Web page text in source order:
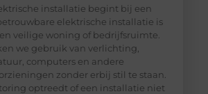
installatie begint bij een
elektrische installatie is
veilige woning of bedrijfsruimte.
we gebruik van verlichting,
computers en andere
zonder erbij stil te staan.
optreedt of een installatie niet